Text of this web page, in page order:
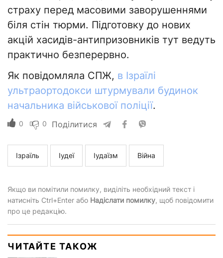
страху перед масовими заворушеннями
біля стін тюрми. Підготовку до нових
акцій хасидів-антипризовників тут ведуть
практично безперервно.
Як повідомляла СПЖ, в Ізраїлі
ультраортодокси штурмували будинок
начальника військової поліції.
0 0 Поділитися
Ізраїль Іудеї Іудаїзм Війна
Якщо ви помітили помилку, виділіть необхідний текст і
натисніть Ctrl+Enter або Надіслати помилку, щоб повідомити
про це редакцію.
ЧИТАЙТЕ ТАКОЖ